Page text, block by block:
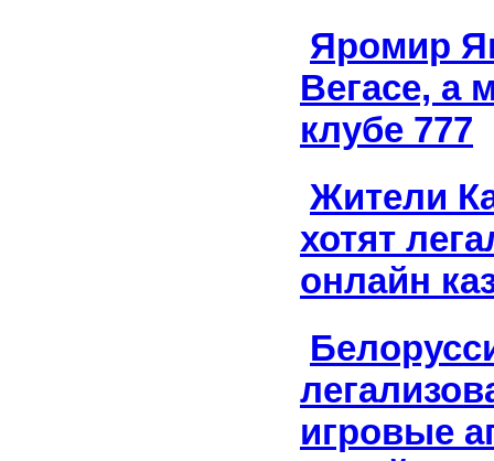
Яромир
Вегасе, а
клубе 777
Жители
хотят
онлайн
игровые